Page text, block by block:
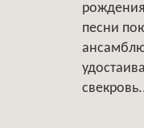
песни